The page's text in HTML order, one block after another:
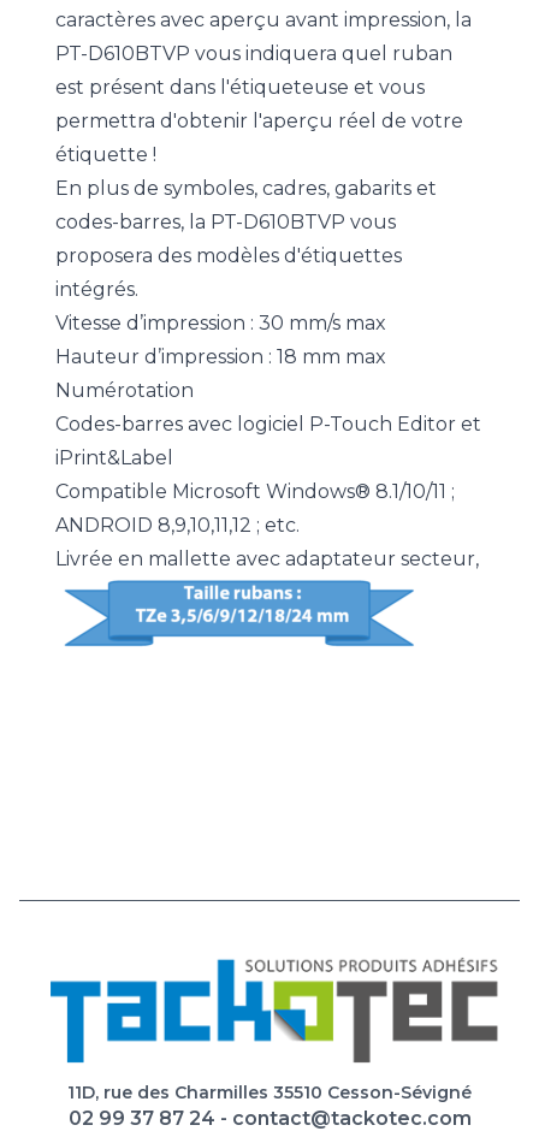
caractères avec aperçu avant impression, la
PT-D610BTVP vous indiquera quel ruban
est présent dans l'étiqueteuse et vous
permettra d'obtenir l'aperçu réel de votre
étiquette !
En plus de symboles, cadres, gabarits et
codes-barres, la PT-D610BTVP vous
proposera des modèles d'étiquettes
intégrés.
Vitesse d’impression : 30 mm/s max
Hauteur d’impression : 18 mm max
Numérotation
Codes-barres avec logiciel P-Touch Editor et
iPrint&Label
Compatible Microsoft Windows® 8.1/10/11 ;
ANDROID 8,9,10,11,12 ; etc.
Livrée en mallette avec adaptateur secteur,
11D, rue des Charmilles 35510 Cesson-Sévigné
02 99 37 87 24 - contact@tackotec.com